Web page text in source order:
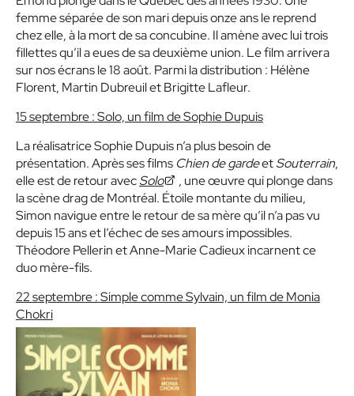
femme séparée de son mari depuis onze ans le reprend
chez elle, à la mort de sa concubine. Il amène avec lui trois
fillettes qu’il a eues de sa deuxième union. Le film arrivera
sur nos écrans le 18 août. Parmi la distribution : Hélène
Florent, Martin Dubreuil et Brigitte Lafleur.
15 septembre : Solo, un film de Sophie Dupuis
La réalisatrice Sophie Dupuis n’a plus besoin de
présentation. Après ses films Chien de gardeetSouterrain,
elle est de retour avecSolo
, une œuvre qui plonge dans
la scène drag de Montréal. Étoile montante du milieu,
Simon navigue entre le retour de sa mère qu’il n’a pas vu
depuis 15 ans et l’échec de ses amours impossibles.
Théodore Pellerin et Anne-Marie Cadieux incarnent ce
duo mère-fils.
22 septembre : Simple comme Sylvain, un film de Monia
Chokri